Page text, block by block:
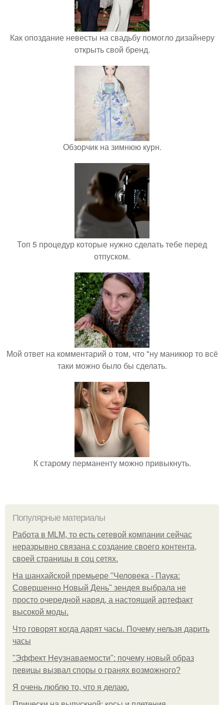
Как опоздание невесты на свадьбу помогло дизайнеру
открыть свой бренд.
Обзорчик на зимнюю курн.
Топ 5 процедур которые нужно сделать тебе перед
отпуском.
Мой ответ на комментарий о том, что "ну маникюр то всё
таки можно было бы сделать.
К старому перманенту можно привыкнуть.
Популярные материалы
Работа в MLM, то есть сетевой компании сейчас
неразрывно связана с создание своего контента,
своей страницы в соц сетях.
На шанхайской премьере "Человека - Паука:
Совершенно Новый День" зендея выбрала не
просто очередной наряд, а настоящий артефакт
высокой моды.
Что говорят когда дарят часы. Почему нельзя дарить
часы
"Эффект Неузнаваемости": почему новый образ
певицы вызвал споры о гранях возможного?
Я очень люблю то, что я делаю.